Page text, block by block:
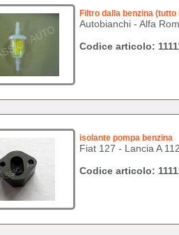
Filtro dalla benzina
Autobianchi - Alfa
Codice articolo:
isolante pompa benzina
Fiat 127 - Lancia A 112
Codice articolo: